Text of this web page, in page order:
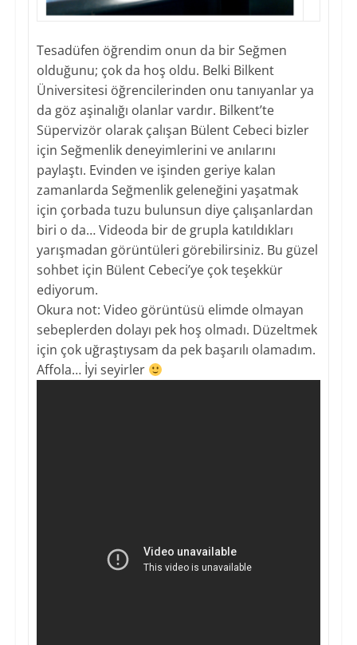
Tesadüfen öğrendim onun da bir Seğmen
olduğunu; çok da hoş oldu. Belki Bilkent
Üniversitesi öğrencilerinden onu tanıyanlar ya
da göz aşinalığı olanlar vardır. Bilkent’te
Süpervizör olarak çalışan Bülent Cebeci bizler
için Seğmenlik deneyimlerini ve anılarını
paylaştı. Evinden ve işinden geriye kalan
zamanlarda Seğmenlik geleneğini yaşatmak
için çorbada tuzu bulunsun diye çalışanlardan
biri o da… Videoda bir de grupla katıldıkları
yarışmadan görüntüleri görebilirsiniz. Bu güzel
sohbet için Bülent Cebeci’ye çok teşekkür
ediyorum.
Okura not: Video görüntüsü elimde olmayan
sebeplerden dolayı pek hoş olmadı. Düzeltmek
için çok uğraştıysam da pek başarılı olamadım.
Affola… İyi seyirler